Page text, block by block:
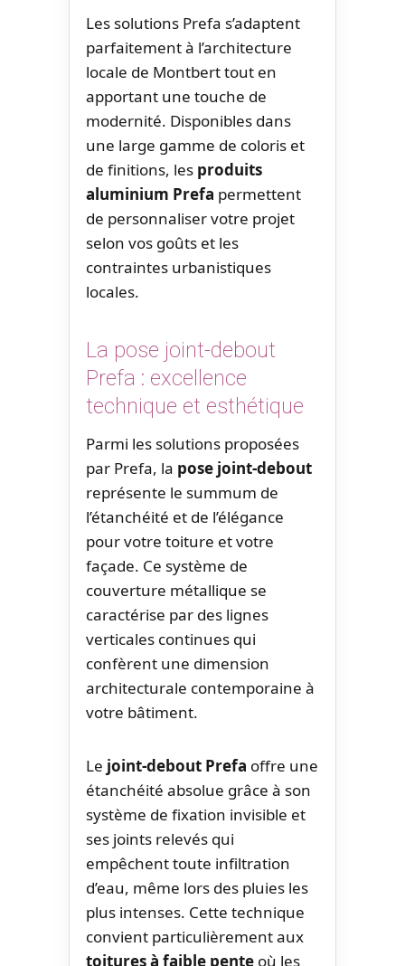
Les solutions Prefa s’adaptent
parfaitement à l’architecture
locale de Montbert tout en
apportant une touche de
modernité. Disponibles dans
une large gamme de coloris et
de finitions, les produits
aluminium Prefa permettent
de personnaliser votre projet
selon vos goûts et les
contraintes urbanistiques
locales.
La pose joint-debout
Prefa : excellence
technique et esthétique
Parmi les solutions proposées
par Prefa, la pose joint-debout
représente le summum de
l’étanchéité et de l’élégance
pour votre toiture et votre
façade. Ce système de
couverture métallique se
caractérise par des lignes
verticales continues qui
confèrent une dimension
architecturale contemporaine à
votre bâtiment.
Le joint-debout Prefa offre une
étanchéité absolue grâce à son
système de fixation invisible et
ses joints relevés qui
empêchent toute infiltration
d’eau, même lors des pluies les
plus intenses. Cette technique
convient particulièrement aux
toitures à faible pente où les